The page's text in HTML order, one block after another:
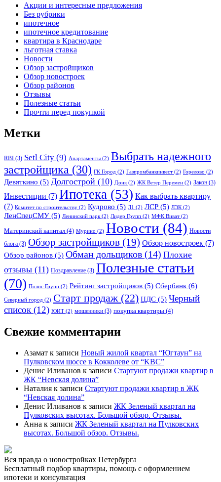
Акции и интересные предложения
Без рубрики
ипотечное
ипотечное кредитование
квартира в Краснодаре
льготная ставка
Новости
Обзор застройщиков
Обзор новостроек
Обзор районов
Отзывы
Полезные статьи
Прочти перед покупкой
Метки
RBI (3) Setl City (9) Апартаменты (2) Выбрать надежного
застройщика (30) ГК Город (2) Газпромбанкинвест (2) Горелово (2)
Девяткино (5) Долгострой (10) Донк (2) ЖК Ветер Перемен (2) Закон (3)
Инвестиции (7) Ипотека (53) Как выбрать квартиру
(7) Комитет по строительству (2) Кудрово (5) Л1 (2) ЛСР (5) ЛЭК (2)
ЛенСпецСМУ (5) Ленинский парк (2) Лидер Групп (2) МФК Виват (2)
Материнский капитал (4) Мурино (2) Новости (84) Новости
блога (3) Обзор застройщиков (19) Обзор новостроек (7)
Обзор районов (5) Обман дольщиков (14) Плохие
отзывы (11) Поздравление (3) Полезные статьи
(70) Полис Групп (2) Рейтинг застройщиков (5) Сбербанк (6)
Северный город (2) Старт продаж (22) ЦДС (5) Черный
список (12) ЮИТ (2) мошенники (3) покупка квартиры (4)
Свежие комментарии
Азамат к записи Новый жилой квартал “Югтаун” на
Пулковском шоссе в Кокколеве от “KBC”
Денис Иливанов к записи Стартуют продажи квартир в
ЖК “Невская долина”
Наталия к записи Стартуют продажи квартир в ЖК
“Невская долина”
Денис Иливанов к записи ЖК Зеленый квартал на
Пулковских высотах. Большой обзор. Отзывы.
Анна к записи ЖК Зеленый квартал на Пулковских
высотах. Большой обзор. Отзывы.
Вся правда о новостройках Петербурга
Бесплатный подбор квартиры, помощь с оформлением
ипотеки и консультация